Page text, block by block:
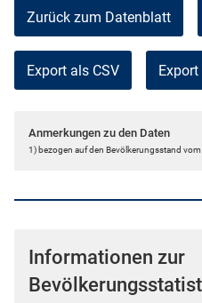
Zurück zum Datenblatt
Export als CSV
Anmerkungen zu den Daten
1) bezogen auf den Bevölkerungsstand
Informationen zur